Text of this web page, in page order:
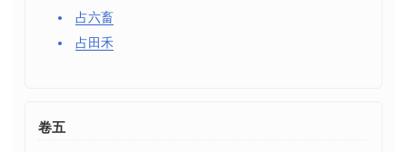
占六畜
占田禾
卷五